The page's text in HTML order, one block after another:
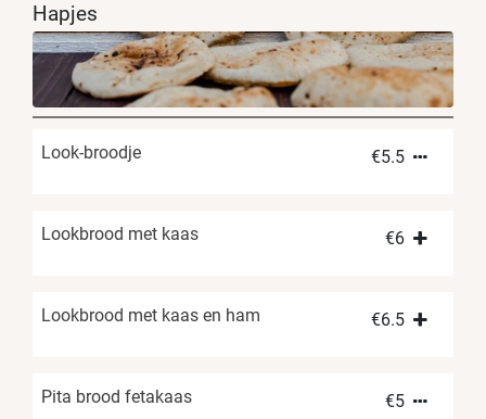
Hapjes
Look-broodje €5.5
Lookbrood met kaas €6
Lookbrood met kaas en ham €6.5
Pita brood fetakaas €5